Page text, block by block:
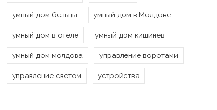
умный дом бельцы умный дом в Молдове
умный дом в отеле умный дом кишинев
умный дом молдова управление воротами
управление светом устройства